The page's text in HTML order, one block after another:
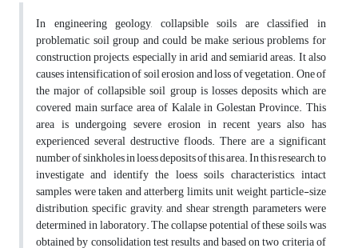
In engineering geology, collapsible soils are classified in
problematic soil group and could be make serious problems for
construction projects, especially in arid and semiarid areas. It also
causes intensification of soil erosion and loss of vegetation. One of
the major of collapsible soil group is losses deposits which are
covered main surface area of Kalale in Golestan Province. This
area is undergoing severe erosion in recent years also has
experienced several destructive floods. There are a significant
number of sinkholes in loess deposits of this area. In this research, to
investigate and identify the loess soils characteristics, intact
samples were taken and atterberg limits, unit weight, particle-size
distribution, specific gravity, and shear strength parameters were
determined in laboratory. The collapse potential of these soils was
obtained by consolidation test results and based on two criteria of